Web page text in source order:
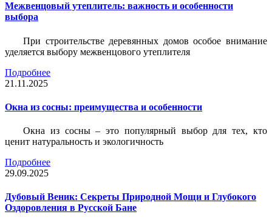
Межвенцовый утеплитель: важность и особенности
выбора
При строительстве деревянных домов особое внимание
уделяется выбору межвенцового утеплителя
Подробнее
21.11.2025
Окна из сосны: преимущества и особенности
Окна из сосны – это популярный выбор для тех, кто
ценит натуральность и экологичность
Подробнее
29.09.2025
Дубовый Веник: Секреты Природной Мощи и Глубокого
Оздоровления в Русской Бане